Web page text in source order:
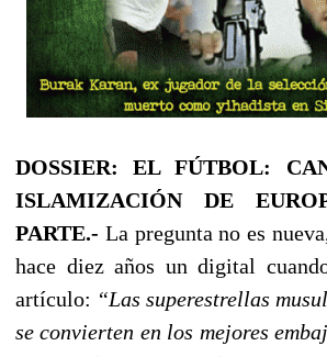
DOSSIER:EL FÚTBOL:
ISLAMIZACIÓN DE
PARTE.- La pregunta no es
hace diez años un digital
artículo: “Las superestrellas
se convierten en los mejores